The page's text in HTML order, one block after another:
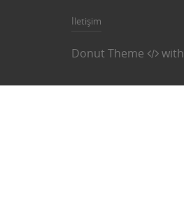
İletişim
Donut Theme with